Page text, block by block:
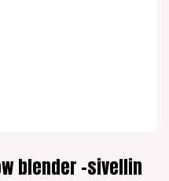
blender -sivellin